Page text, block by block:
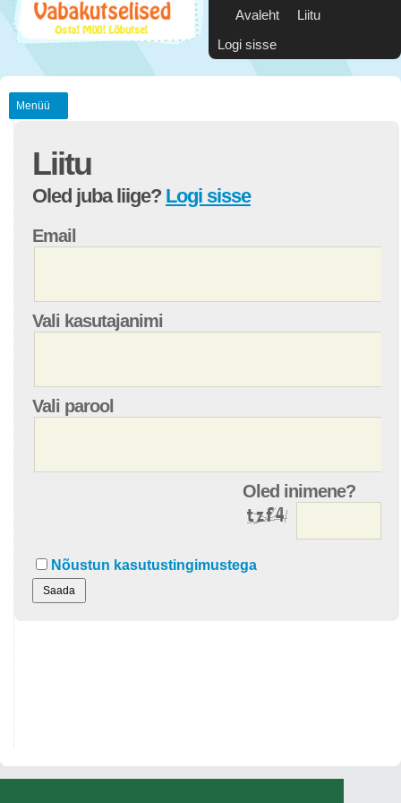
Avaleht
Liitu
Logi sisse
Menüü
Liitu
Oled juba liige? Logi sisse
Email
Vali kasutajanimi
Vali parool
Oled inimene?
Nõustun kasutustingimustega